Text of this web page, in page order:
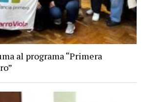
al programa “Primera